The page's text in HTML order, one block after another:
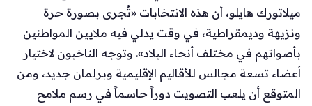
ميلاتورك هايلو، أن هذه الانتخابات «تُجرى بصورة حرة
ونزيهة وديمقراطية، في وقت يدلي فيه ملايين المواطنين
بأصواتهم في مختلف أنحاء البلاد». وتوجه الناخبون لاختيار
أعضاء تسعة مجالس للأقاليم الإقليمية وبرلمان جديد، ومن
المتوقع أن يلعب التصويت دوراً حاسماً في رسم ملامح